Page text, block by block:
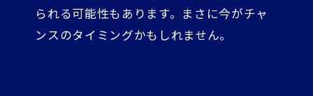
られる可能性もあります。まさに今がチャ
ンスのタイミングかもしれません。